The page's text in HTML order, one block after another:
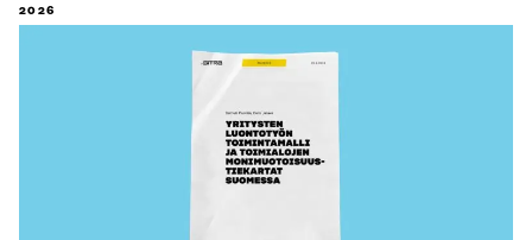
2026